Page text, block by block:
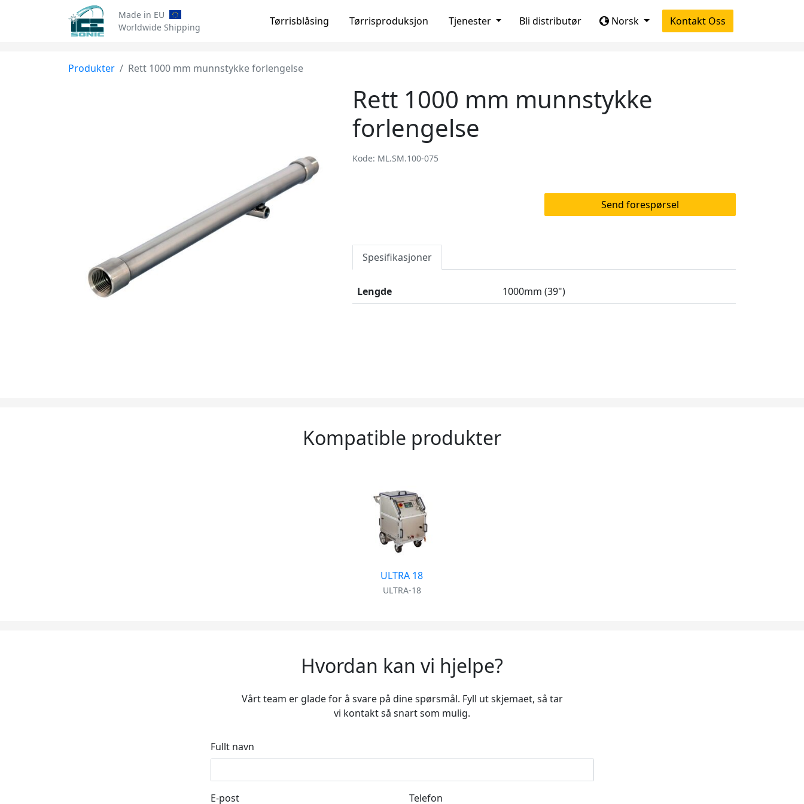
Made in EU
Worldwide Shipping
Tørrisblåsing Tørrisproduksjon Tjenester Bli distributør Norsk Kontakt Oss
Produkter Rett 1000 mm munnstykke forlengelse
Rett 1000 mm munnstykke
forlengelse
Kode: ML.SM.100-075
Send forespørsel
Spesifikasjoner
Lengde 1000mm (39")
Kompatible produkter
ULTRA 18
ULTRA-18
Hvordan kan vi hjelpe?
Vårt team er glade for å svare på dine spørsmål. Fyll ut skjemaet, så tar
vi kontakt så snart som mulig.
Fullt navn
E-post Telefon